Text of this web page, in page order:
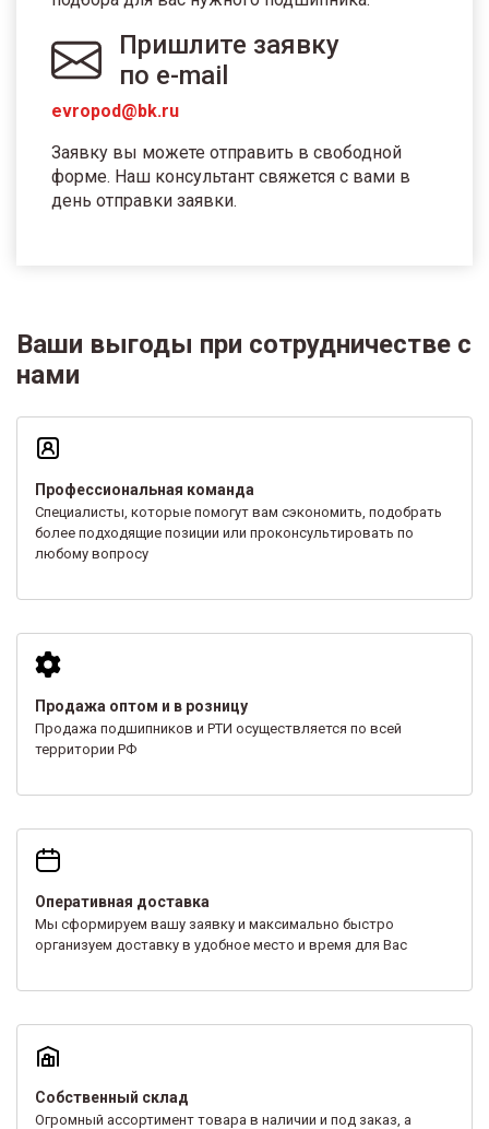
Пришлите заявку
по e-mail
evropod@bk.ru
Заявку вы можете отправить в свободной
форме. Наш консультант свяжется с вами в
день отправки заявки.
Ваши выгоды при сотрудничестве с
нами
Профессиональная команда
Специалисты, которые помогут вам сэкономить, подобрать
более подходящие позиции или проконсультировать по
любому вопросу
Продажа оптом и в розницу
Продажа подшипников и РТИ осуществляется по всей
территории РФ
Оперативная доставка
Мы сформируем вашу заявку и максимально быстро
организуем доставку в удобное место и время для Вас
Собственный склад
Огромный ассортимент товара в наличии и под заказ, а